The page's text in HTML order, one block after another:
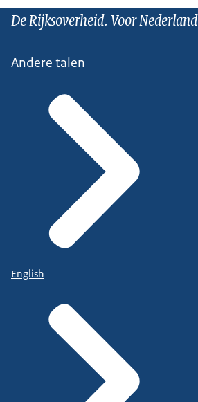
De Rijksoverheid. Voor Nederland
Andere talen
English